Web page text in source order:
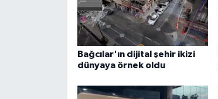
Bağcılar'ın dijital şehir ikizi
dünyaya örnek oldu